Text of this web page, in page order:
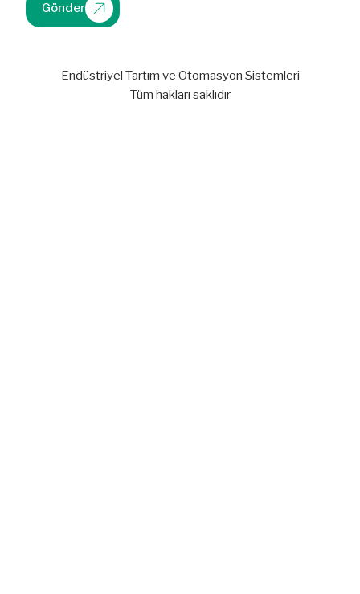
Gönder
Endüstriyel Tartım ve Otomasyon Sistemleri
Tüm hakları saklıdır